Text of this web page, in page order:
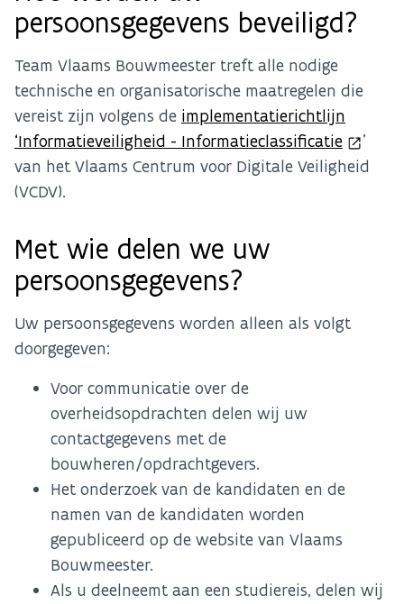
persoonsgegevens beveiligd?
Team Vlaams Bouwmeester treft alle nodige
technische en organisatorische maatregelen die
vereist zijn volgens de implementatierichtlijn
‘Informatieveiligheid - Informatieclassificatie
’
van het Vlaams Centrum voor Digitale Veiligheid
(VCDV).
Met wie delen we uw
persoonsgegevens?
Uw persoonsgegevens worden alleen als volgt
doorgegeven:
Voor communicatie over de
overheidsopdrachten delen wij uw
contactgegevens met de
bouwheren/opdrachtgevers.
Het onderzoek van de kandidaten en de
namen van de kandidaten worden
gepubliceerd op de website van Vlaams
Bouwmeester.
Als u deelneemt aan een studiereis, delen wij